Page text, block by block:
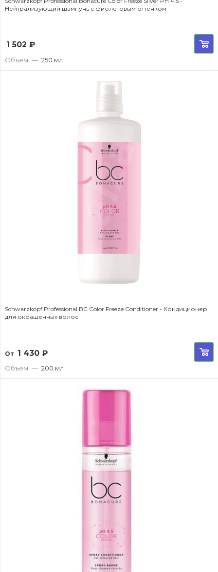
Нейтрализующий шампунь с фиолетовым оттенком
1 502 ₽
Объем — 250 мл
Schwarzkopf Professional BC Color Freeze Conditioner - Кондиционер
для окрашенных волос
От 1 430 ₽
Объем — 200 мл